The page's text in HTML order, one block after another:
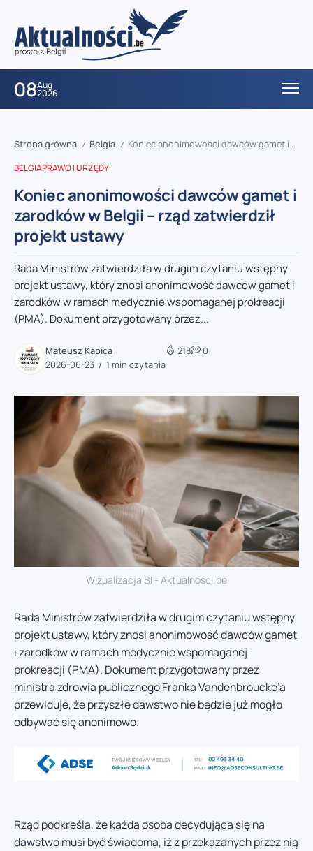
08Aug
2026
Strona główna / Belgia / Koniec anonimowości dawców gamet i zarodków w Belgii – rząd zatwierdził projekt ustawy
BELGIAPRAWO I URZĘDY
Koniec anonimowości dawców gamet i
zarodków w Belgii – rząd zatwierdził
projekt ustawy
Rada Ministrów zatwierdziła w drugim czytaniu wstępny
projekt ustawy, który znosi anonimowość dawców gamet i
zarodków w ramach medycznie wspomaganej prokreacji
(PMA). Dokument przygotowany przez...
Mateusz Kapica
2026-06-23
1 min czytania
218 0
Wizualizacja SI - Aktualnosci.be
Rada Ministrów zatwierdziła w drugim czytaniu wstępny
projekt ustawy, który znosi anonimowość dawców gamet
i zarodków w ramach medycznie wspomaganej
prokreacji (PMA). Dokument przygotowany przez
ministra zdrowia publicznego Franka Vandenbroucke’a
przewiduje, że przyszłe dawstwo nie będzie już mogło
odbywać się anonimowo.
Rząd podkreśla, że każda osoba decydująca się na
dawstwo musi być świadoma, iż z przekazanych przez nią